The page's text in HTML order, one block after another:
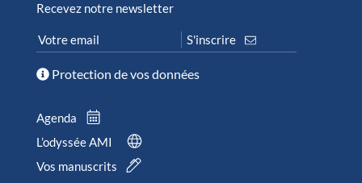
Recevez notre newsletter
Protection de vos données
Agenda
L’odyssée AMI
Vos manuscrits